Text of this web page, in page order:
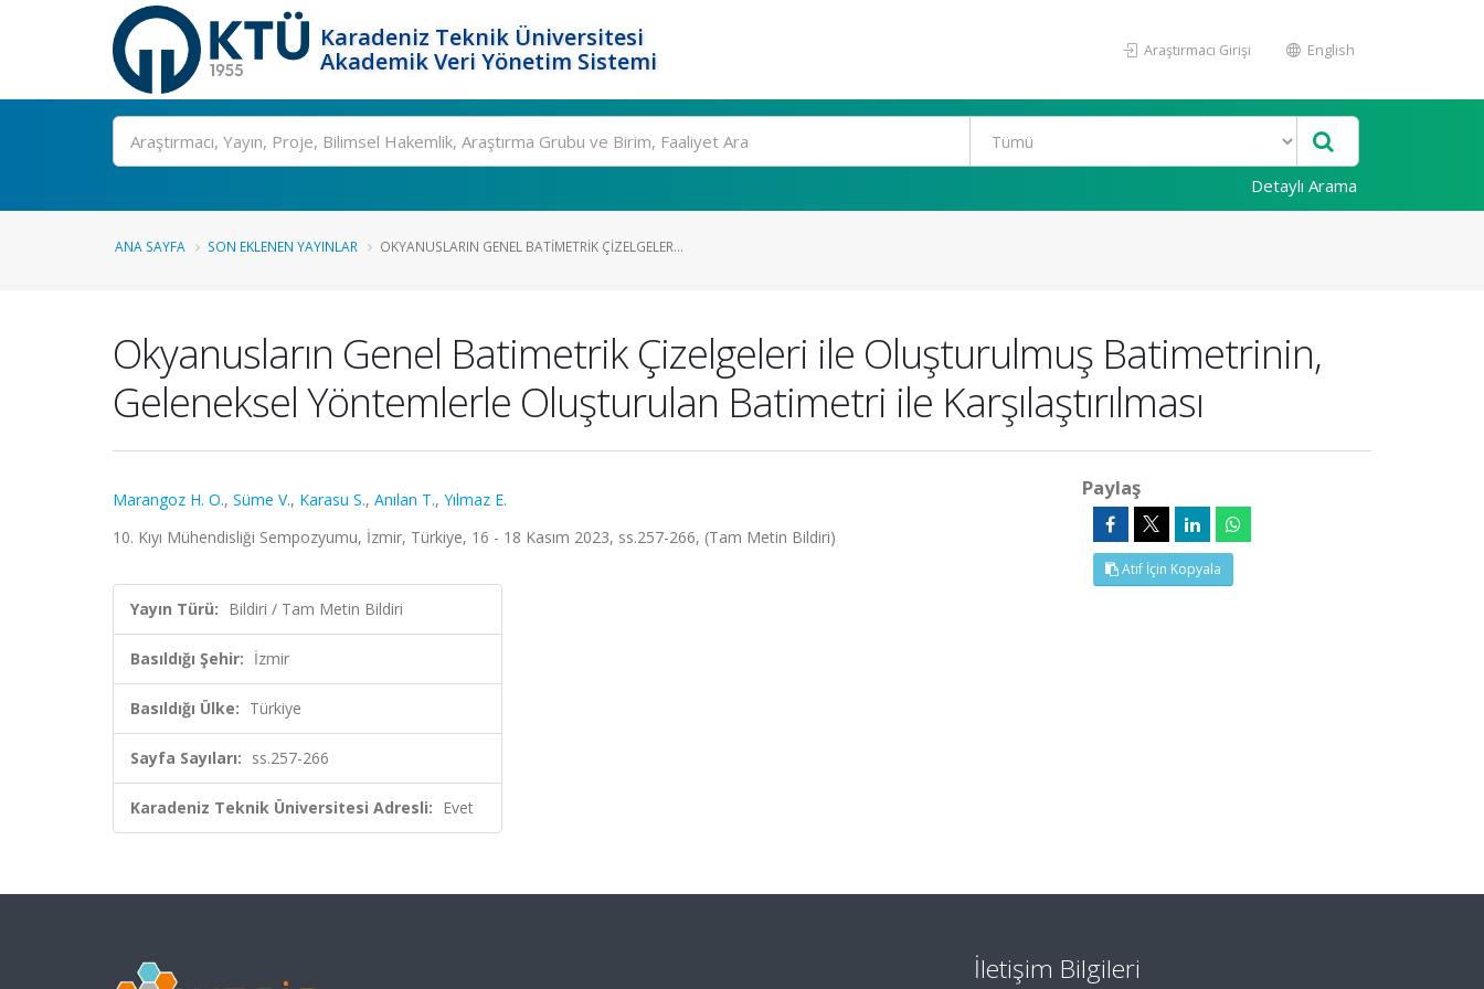
Karadeniz Teknik Üniversitesi
Akademik Veri Yönetim Sistemi
Araştırmacı Girişi English
Ara
Detaylı Arama
ANA SAYFA SON EKLENEN YAYINLAR OKYANUSLARIN GENEL BATIMETRIK ÇIZELGELER...
Okyanusların Genel Batimetrik Çizelgeleri ile Oluşturulmuş Batimetrinin,
Geleneksel Yöntemlerle Oluşturulan Batimetri ile Karşılaştırılması
Marangoz H. O., Süme V., Karasu S., Anılan T., Yılmaz E.
10. Kıyı Mühendisliği Sempozyumu, İzmir, Türkiye, 16 - 18 Kasım 2023, ss.257-266, (Tam Metin Bildiri)
Yayın Türü: Bildiri / Tam Metin Bildiri
Basıldığı Şehir: İzmir
Basıldığı Ülke: Türkiye
Sayfa Sayıları: ss.257-266
Karadeniz Teknik Üniversitesi Adresli: Evet
Paylaş
Atıf İçin Kopyala
İletişim Bilgileri